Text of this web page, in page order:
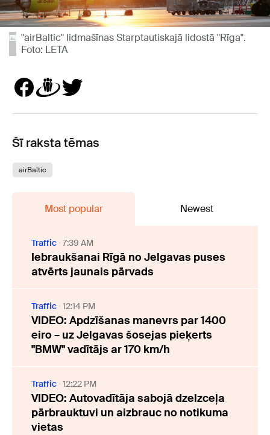
"airBaltic" lidmašīnas Starptautiskajā lidostā "Rīga".
Foto: LETA
Šī raksta tēmas
airBaltic
Most popular Newest
Traffic 7:39 AM
Iebraukšanai Rīgā no Jelgavas puses
atvērts jaunais pārvads
Traffic 12:14 PM
VIDEO: Apdzīšanas manevrs par 1400
eiro – uz Jelgavas šosejas pieķerts
"BMW" vadītājs ar 170 km/h
Traffic 12:22 PM
VIDEO: Autovadītāja sabojā dzelzceļa
pārbrauktuvi un aizbrauc no notikuma
vietas